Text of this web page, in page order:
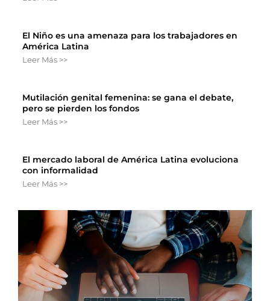
El Niño es una amenaza para los trabajadores en
América Latina
Leer Más >>
Mutilación genital femenina: se gana el debate,
pero se pierden los fondos
Leer Más >>
El mercado laboral de América Latina evoluciona
con informalidad
Leer Más >>